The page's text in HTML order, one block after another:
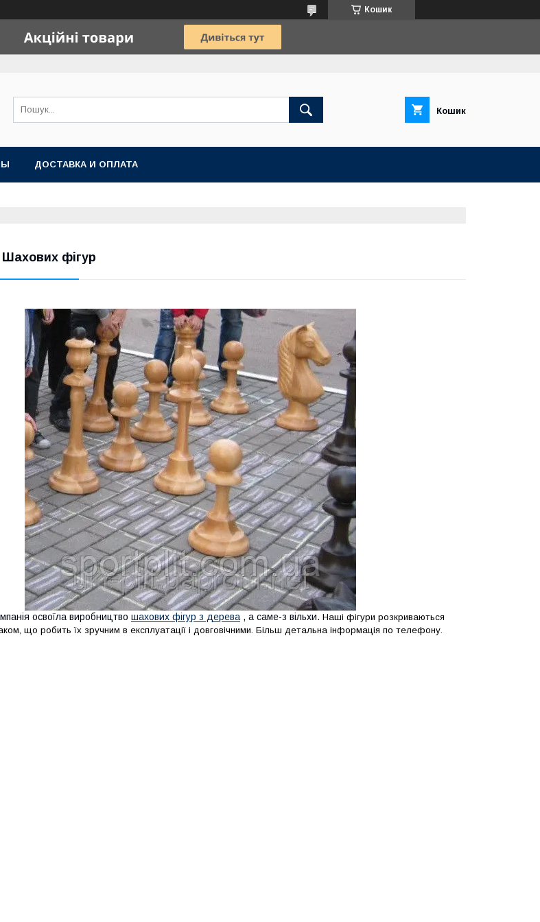
Кошик
Кошик
ДОСТАВКА И ОПЛАТА
фігур
освоїла виробництво шахових фігур з дерева , а саме-з вільхи. Наші фігури розкриваються
що робить їх зручним в експлуатації і довговічними. Більш детальна інформація по телефону.